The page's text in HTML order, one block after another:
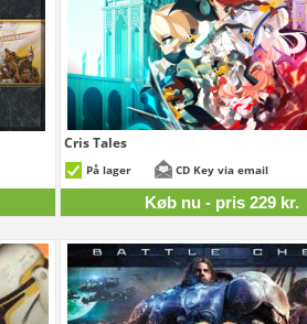
Cris Tales
På lager CD Key via email
Køb nu - pris 229 kr.